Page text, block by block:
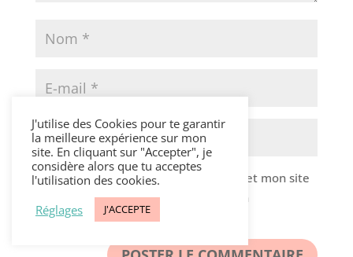
Enregistrer mon nom, mon e-mail et mon site
dans le navigateur pour mon prochain
commentaire.
J'utilise des Cookies pour te garantir
la meilleure expérience sur mon
site. En cliquant sur "Accepter", je
considère alors que tu acceptes
l'utilisation des cookies.
Réglages
J'ACCEPTE